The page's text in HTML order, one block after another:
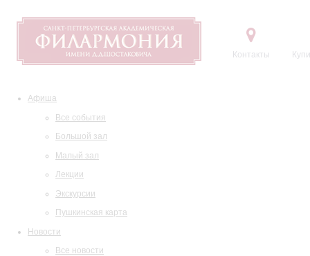
Контакты
Афиша
Все события
Большой зал
Малый зал
Лекции
Экскурсии
Пушкинская карта
Новости
Все новости